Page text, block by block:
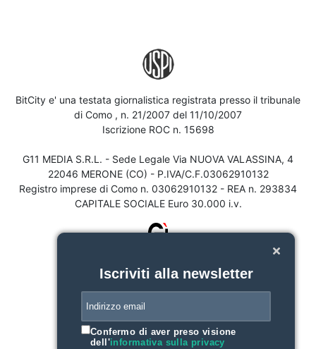
BitCity e' una testata giornalistica registrata presso il tribunale
di Como , n. 21/2007 del 11/10/2007
Iscrizione ROC n. 15698
G11 MEDIA S.R.L. - Sede Legale Via NUOVA VALASSINA, 4
22046 MERONE (CO) - P.IVA/C.F.03062910132
Registro imprese di Como n. 03062910132 - REA n. 293834
CAPITALE SOCIALE Euro 30.000 i.v.
Iscriviti alla newsletter
Confermo di aver preso visione
dell'informativa sulla privacy